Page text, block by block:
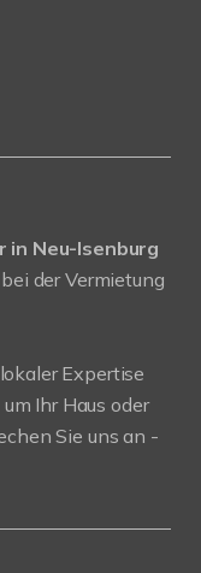
in Neu-Isenburg
der Vermietung
Expertise
Ihr Haus oder
Sie uns an -